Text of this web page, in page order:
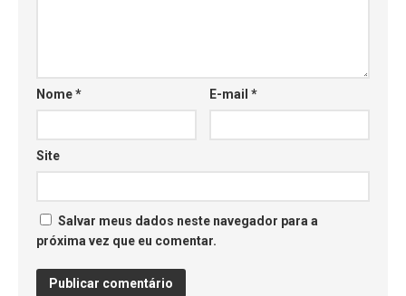
Nome* E-mail*
Site
Salvar meus dados neste navegador para a
próxima vez que eu comentar.